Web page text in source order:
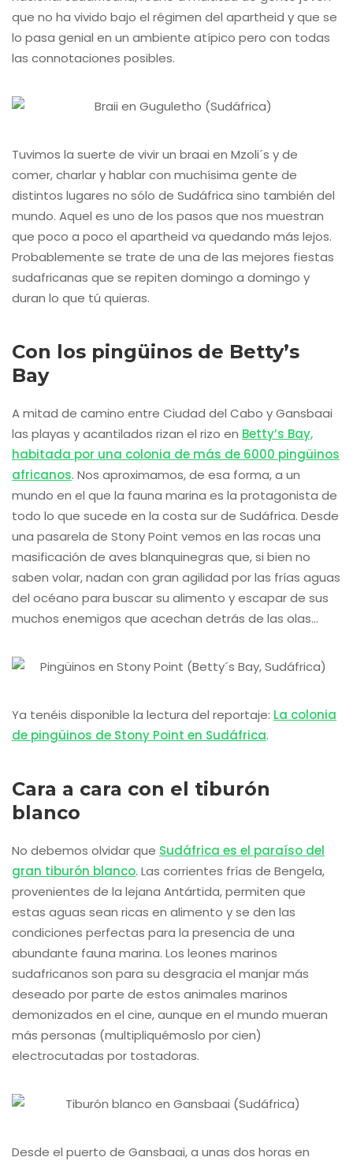
que no ha vivido bajo el régimen del apartheid y que se
lo pasa genial en un ambiente atípico pero con todas
las connotaciones posibles.
Tuvimos la suerte de vivir un braai en Mzoli´s y de
comer, charlar y hablar con muchísima gente de
distintos lugares no sólo de Sudáfrica sino también del
mundo. Aquel es uno de los pasos que nos muestran
que poco a poco el apartheid va quedando más lejos.
Probablemente se trate de una de las mejores fiestas
sudafricanas que se repiten domingo a domingo y
duran lo que tú quieras.
Con los pingüinos de Betty’s
Bay
A mitad de camino entre Ciudad del Cabo y Gansbaai
las playas y acantilados rizan el rizo en Betty’s Bay,
habitada por una colonia de más de 6000 pingüinos
africanos. Nos aproximamos, de esa forma, a un
mundo en el que la fauna marina es la protagonista de
todo lo que sucede en la costa sur de Sudáfrica. Desde
una pasarela de Stony Point vemos en las rocas una
masificación de aves blanquinegras que, si bien no
saben volar, nadan con gran agilidad por las frías aguas
del océano para buscar su alimento y escapar de sus
muchos enemigos que acechan detrás de las olas…
Ya tenéis disponible la lectura del reportaje: La colonia
de pingüinos de Stony Point en Sudáfrica.
Cara a cara con el tiburón
blanco
No debemos olvidar que Sudáfrica es el paraíso del
gran tiburón blanco. Las corrientes frías de Bengela,
provenientes de la lejana Antártida, permiten que
estas aguas sean ricas en alimento y se den las
condiciones perfectas para la presencia de una
abundante fauna marina. Los leones marinos
sudafricanos son para su desgracia el manjar más
deseado por parte de estos animales marinos
demonizados en el cine, aunque en el mundo mueran
más personas (multipliquémoslo por cien)
electrocutadas por tostadoras.
Desde el puerto de Gansbaai, a unas dos horas en